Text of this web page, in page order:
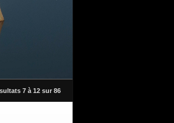
7 à 12 sur 86